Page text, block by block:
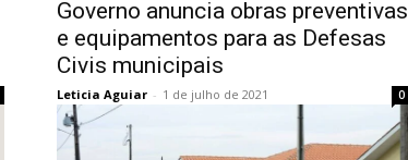
Governo anuncia obras preventivas
e equipamentos para as Defesas
Civis municipais
Leticia Aguiar - 1 de julho de 2021 0